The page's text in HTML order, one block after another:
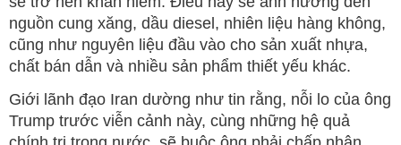
nguồn cung xăng, dầu diesel, nhiên liệu hàng không,
cũng như nguyên liệu đầu vào cho sản xuất nhựa,
chất bán dẫn và nhiều sản phẩm thiết yếu khác.
Giới lãnh đạo Iran dường như tin rằng, nỗi lo của ông
Trump trước viễn cảnh này, cùng những hệ quả